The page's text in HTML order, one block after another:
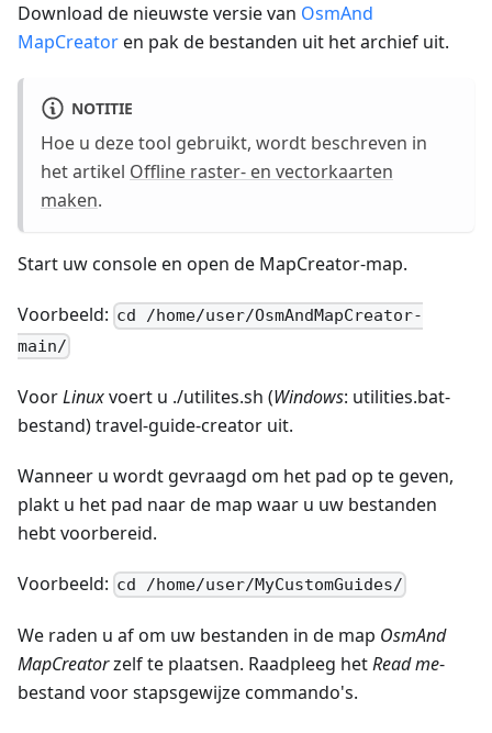
Download de nieuwste versie van OsmAnd
MapCreatoren pak de bestanden uit het archief uit.
NOTITIE
Hoe u deze tool gebruikt, wordt beschreven in
het artikel Offline raster- en vectorkaarten
maken.
Start uw console en open de MapCreator-map.
Voorbeeld: cd /home/user/OsmAndMapCreator-
main/
VoorLinuxvoert u ./utilites.sh (Windows: utilities.bat-
bestand) travel-guide-creator uit.
Wanneer u wordt gevraagd om het pad op te geven,
plakt u het pad naar de map waar u uw bestanden
hebt voorbereid.
Voorbeeld: cd /home/user/MyCustomGuides/
We raden u af om uw bestanden in de map OsmAnd
MapCreatorzelf te plaatsen. Raadpleeg hetRead me-
bestand voor stapsgewijze commando's.